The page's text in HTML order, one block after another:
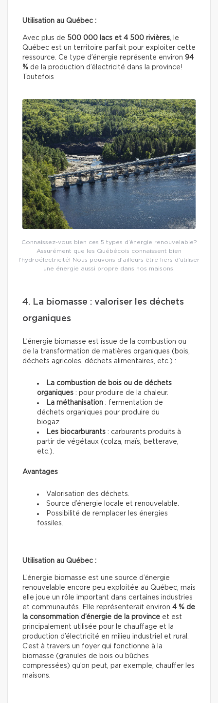
Utilisation au Québec :
Avec plus de 500 000 lacs et 4 500 rivières , le
Québec est un territoire parfait pour exploiter cette
ressource. Ce type d’énergie représente environ 94
% de la production d’électricité dans la province!
Toutefois
Connaissez-vous bien ces 5 types d’énergie renouvelable?
Assurément que les Québécois connaissent bien
l’hydroélectricité! Nous pouvons d’ailleurs être fiers d’utiliser
une énergie aussi propre dans nos maisons.
4. La biomasse : valoriser les déchets
organiques
L’énergie biomasse est issue de la combustion ou
de la transformation de matières organiques (bois,
déchets agricoles, déchets alimentaires, etc.) :
La combustion de bois ou de déchets
organiques : pour produire de la chaleur.
La méthanisation : fermentation de
déchets organiques pour produire du
biogaz.
Les biocarburants : carburants produits à
partir de végétaux (colza, maïs, betterave,
etc.).
Avantages
Valorisation des déchets.
Source d’énergie locale et renouvelable.
Possibilité de remplacer les énergies
fossiles.
Utilisation au Québec :
L’énergie biomasse est une source d’énergie
renouvelable encore peu exploitée au Québec, mais
elle joue un rôle important dans certaines industries
et communautés. Elle représenterait environ 4 % de
la consommation d’énergie de la province et est
principalement utilisée pour le chauffage et la
production d’électricité en milieu industriel et rural.
C’est à travers un foyer qui fonctionne à la
biomasse (granules de bois ou bûches
compressées) qu’on peut, par exemple, chauffer les
maisons.